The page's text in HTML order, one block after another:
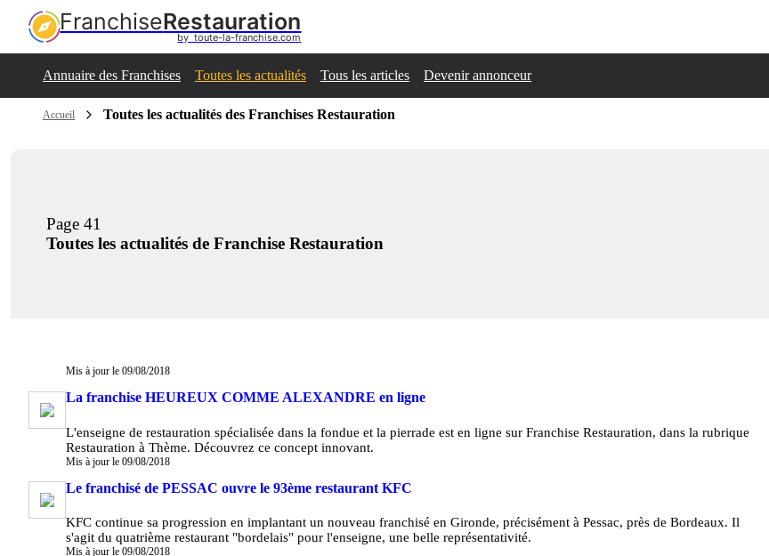
FranchiseRestauration
by  toute-la-franchise.com
Annuaire des Franchises Toutes les actualités Tous les articles Devenir annonceur
Accueil Toutes les actualités des Franchises Restauration
Page 41
Toutes les actualités de Franchise Restauration
Mis à jour le 09/08/2018
La franchise HEUREUX COMME ALEXANDRE en ligne
L'enseigne de restauration spécialisée dans la fondue et la pierrade est en ligne sur Franchise Restauration, dans la rubrique
Restauration à Thème. Découvrez ce concept innovant.
Mis à jour le 09/08/2018
Le franchisé de PESSAC ouvre le 93ème restaurant KFC
KFC continue sa progression en implantant un nouveau franchisé en Gironde, précisément à Pessac, près de Bordeaux. Il
s'agit du quatrième restaurant "bordelais" pour l'enseigne, une belle représentativité.
Mis à jour le 09/08/2018